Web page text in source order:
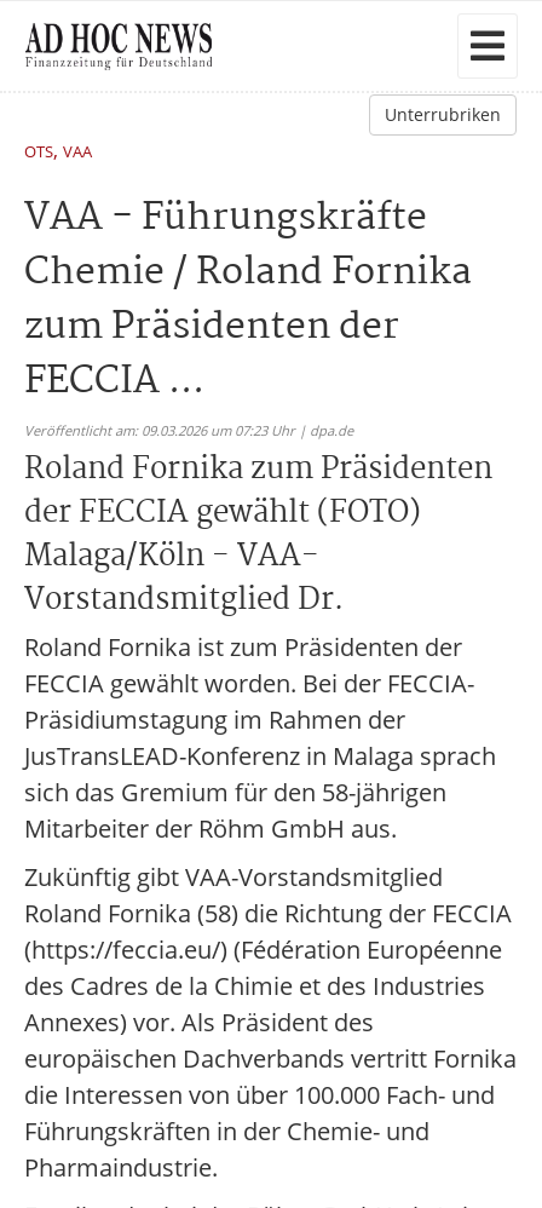
Unterrubriken
OTS, VAA
VAA - Führungskräfte
Chemie / Roland Fornika
zum Präsidenten der
FECCIA ...
Veröffentlicht am: 09.03.2026 um 07:23 Uhr | dpa.de
Roland Fornika zum Präsidenten
der FECCIA gewählt (FOTO)
Malaga/Köln - VAA-
Vorstandsmitglied Dr.
Roland Fornika ist zum Präsidenten der
FECCIA gewählt worden. Bei der FECCIA-
Präsidiumstagung im Rahmen der
JusTransLEAD-Konferenz in Malaga sprach
sich das Gremium für den 58-jährigen
Mitarbeiter der Röhm GmbH aus.
Zukünftig gibt VAA-Vorstandsmitglied
Roland Fornika (58) die Richtung der FECCIA
(https://feccia.eu/) (Fédération Européenne
des Cadres de la Chimie et des Industries
Annexes) vor. Als Präsident des
europäischen Dachverbands vertritt Fornika
die Interessen von über 100.000 Fach- und
Führungskräften in der Chemie- und
Pharmaindustrie.